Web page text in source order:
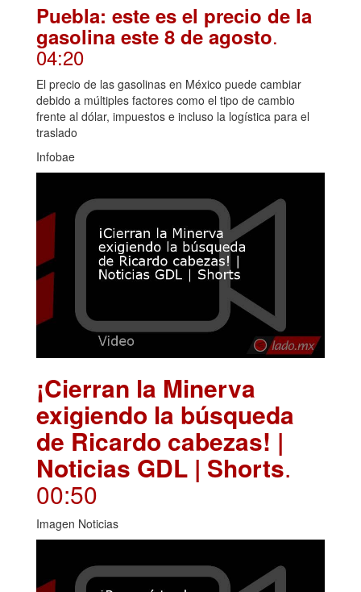
Puebla: este es el precio de la
gasolina este 8 de agosto.
04:20
El precio de las gasolinas en México puede cambiar
debido a múltiples factores como el tipo de cambio
frente al dólar, impuestos e incluso la logística para el
traslado
Infobae
¡Cierran la Minerva
exigiendo la búsqueda
de Ricardo cabezas! |
Noticias GDL | Shorts.
00:50
Imagen Noticias